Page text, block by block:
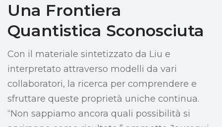
Una Frontiera
Quantistica Sconosciuta
Con il materiale sintetizzato da Liu e
interpretato attraverso modelli da vari
collaboratori, la ricerca per comprendere e
sfruttare queste proprietà uniche continua.
“Non sappiamo ancora quali possibilità si